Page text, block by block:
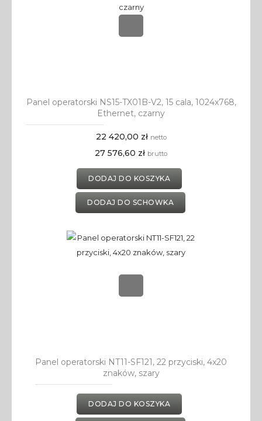
Panel operatorski NS15-TX01B-V2, 15 cala, 1024x768,
Ethernet, czarny
22 420,00 zł netto
27 576,60 zł brutto
DODAJ DO KOSZYKA
DODAJ DO SCHOWKA
Panel operatorski NT11-SF121, 22 przyciski, 4x20
znaków, szary
DODAJ DO KOSZYKA